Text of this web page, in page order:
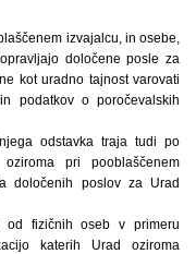
izvajalcu, in osebe,
določene posle za
kot uradno tajnost varovati
podatkov o poročevalskih
odstavka traja tudi po
pri pooblaščenem
določenih poslov za Urad
od fizičnih oseb v primeru
katerih Urad oziroma